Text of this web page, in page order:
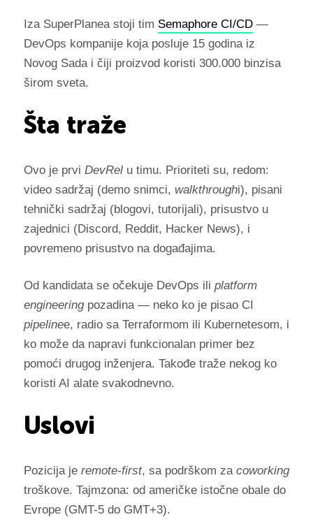
Iza SuperPlanea stoji tim Semaphore CI/CD—
DevOps kompanije koja posluje 15 godina iz
Novog Sada i čiji proizvod koristi 300.000 binzisa
širom sveta.
Šta traže
Ovo je prvi DevRelu timu. Prioriteti su, redom:
video sadržaj (demo snimci, walkthroughi), pisani
tehnički sadržaj (blogovi, tutorijali), prisustvo u
zajednici (Discord, Reddit, Hacker News), i
povremeno prisustvo na događajima.
Od kandidata se očekuje DevOps ili platform
engineeringpozadina — neko ko je pisao CI
pipelinee, radio sa Terraformom ili Kubernetesom, i
ko može da napravi funkcionalan primer bez
pomoći drugog inženjera. Takođe traže nekog ko
koristi AI alate svakodnevno.
Uslovi
Pozicija je remote-first, sa podrškom za coworking
troškove. Tajmzona: od američke istočne obale do
Evrope (GMT-5 do GMT+3).